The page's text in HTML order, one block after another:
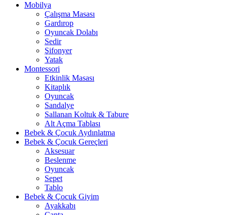
Mobilya
Çalışma Masası
Gardırop
⁠Oyuncak Dolabı
Sedir
Şifonyer
Yatak
Montessori
Etkinlik Masası
Kitaplık
Oyuncak
Sandalye
Sallanan Koltuk & Tabure
Alt Açma Tablası
Bebek & Çocuk Aydınlatma
Bebek & Çocuk Gereçleri
Aksesuar
Beslenme
Oyuncak
Sepet
Tablo
Bebek & Çocuk Giyim
Ayakkabı